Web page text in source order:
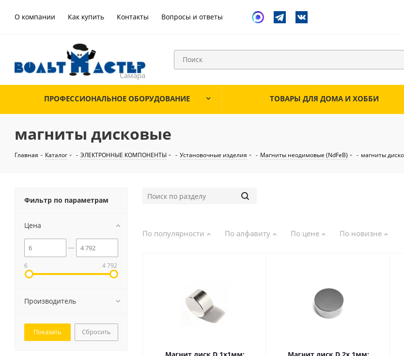
О компании Как купить Контакты Вопросы и ответы
ПРОФЕССИОНАЛЬНОЕ ОБОРУДОВАНИЕ ТОВАРЫ ДЛЯ ДОМА И ХОББИ
магниты дисковые
Главная - Каталог - ЭЛЕКТРОННЫЕ КОМПОНЕНТЫ - Установочные изделия - Магниты неодимовые (NdFeB) - магниты
По популярности По алфавиту По цене По новизне
Фильтр по параметрам
Цена
6 4 792
Производитель
Сбросить